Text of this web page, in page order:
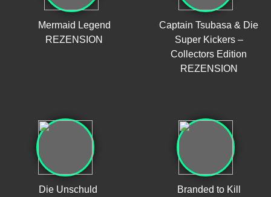
Mermaid Legend
REZENSION
Captain Tsubasa & Die
Super Kickers –
Collectors Edition
REZENSION
Die Unschuld
Branded to Kill